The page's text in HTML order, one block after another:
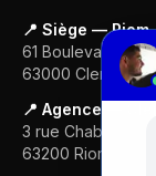
📍 Siège — Riom
61 Boulevard
63000 Clermont-
📍 Agence —
3 rue Chabrol
63200 Riom